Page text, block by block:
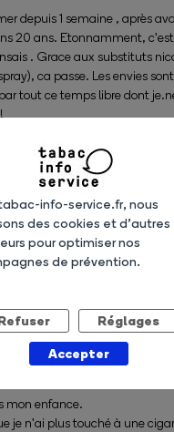
depuis 1 semaine , après
20 ans. Etonnamment,
. Grace aux substituts
ca passe. Les envies
tout ce temps libre dont
doivent etre trouvées
et reste déterminée !
ans
7 jours
debut.
une decouverte de
très certainement suite à
mon enfance.
je n'ai plus touché à une
info-service.fr, nous
des cookies et d’autres
pour optimiser nos
de prévention.
Réglages
Accepter